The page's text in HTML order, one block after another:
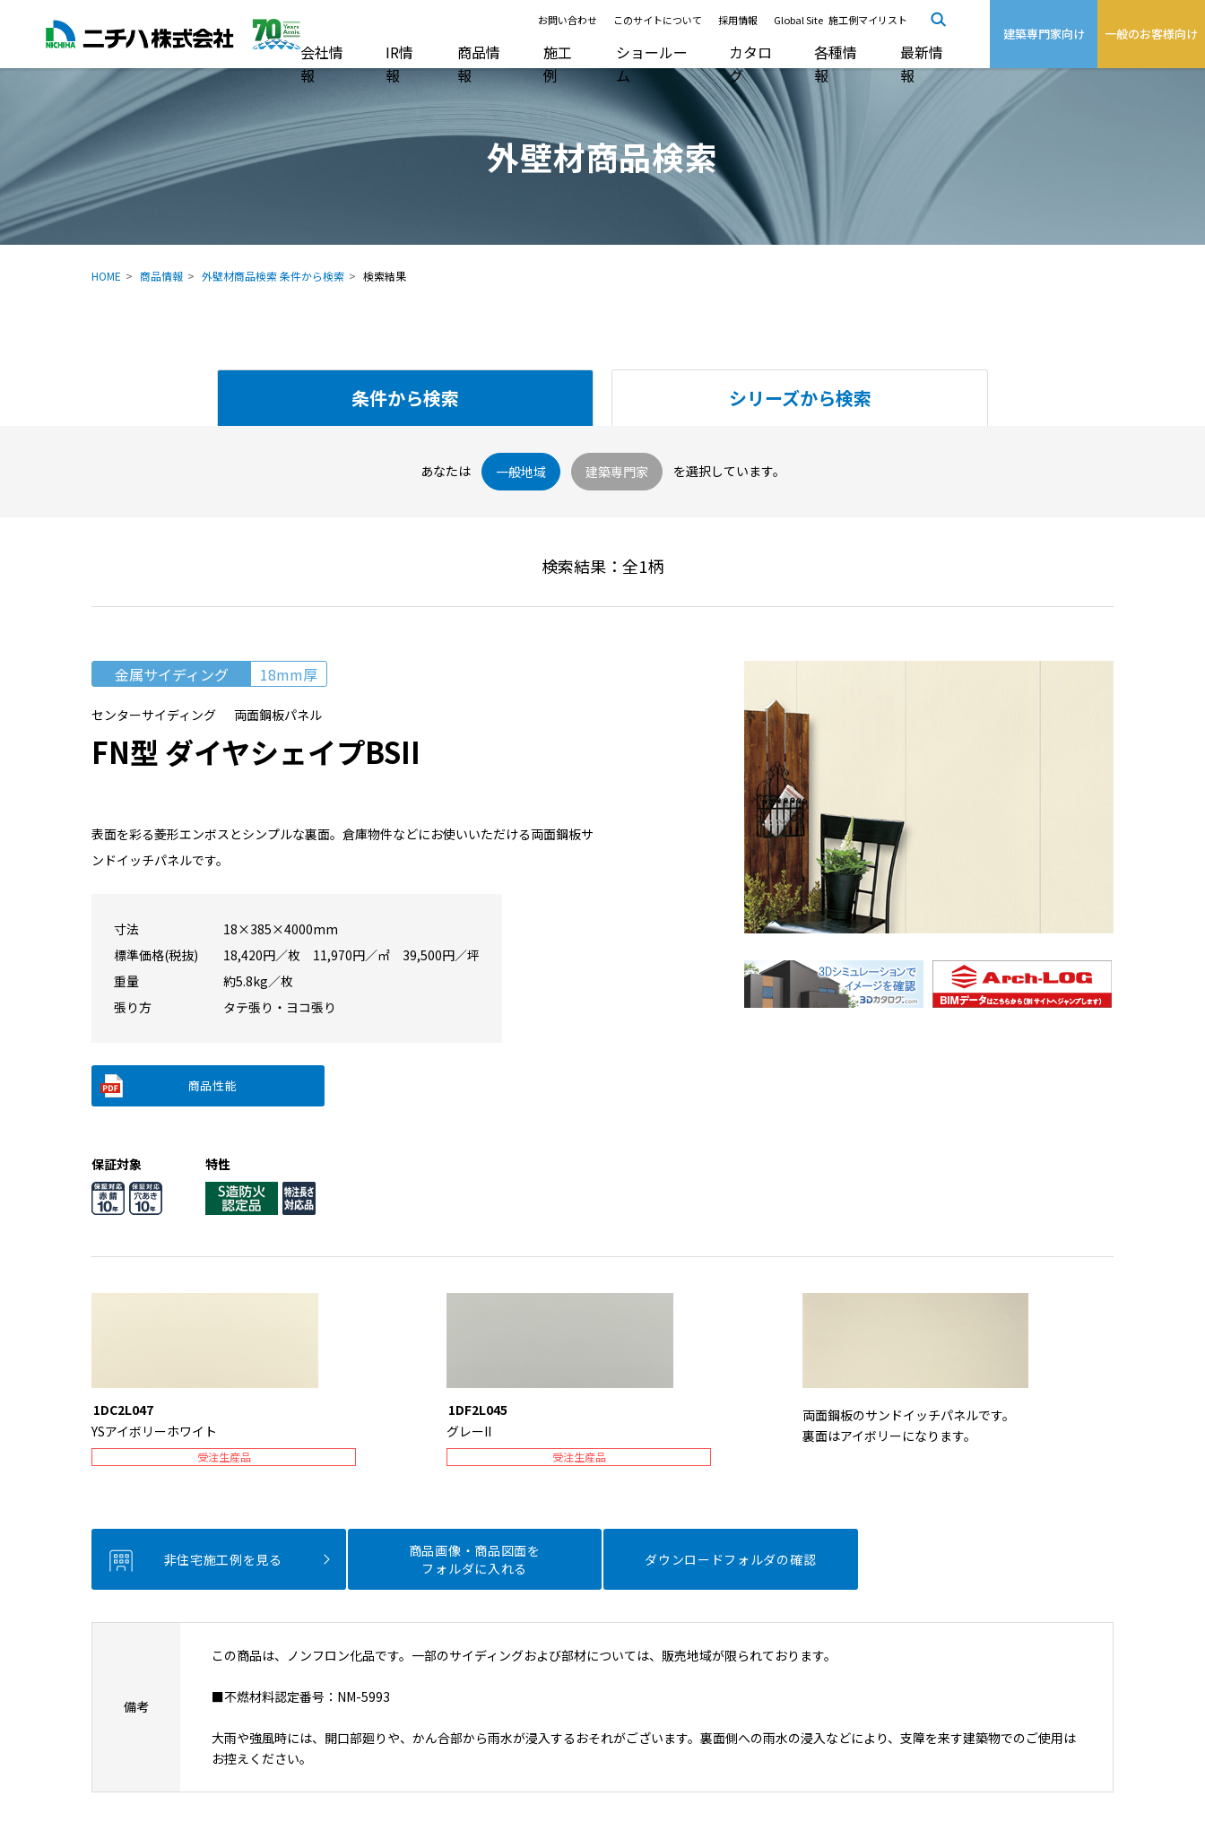
お問い合わせ このサイトについて 採用情報 Global Site 施工例マイリスト
会社情
報
IR情
報
商品情
報
施工
例
ショールー
ム
カタロ
グ
各種情
報
最新情
報
建築専門家向け 一般のお客様向け
外壁材商品検索
HOME 商品情報 外壁材商品検索 条件から検索 検索結果
条件から検索 シリーズから検索
あなたは 一般地域 建築専門家 を選択しています。
検索結果：全1柄
金属サイディング 18mm厚
センターサイディング 両面鋼板パネル
FN型 ダイヤシェイプBSII
表面を彩る菱形エンボスとシンプルな裏面。倉庫物件などにお使いいただける両面鋼板サ
ンドイッチパネルです。
寸法
18×385×4000mm
標準価格(税抜)
18,420円／枚 11,970円／㎡ 39,500円／坪
重量
約5.8kg／枚
張り方
タテ張り・ヨコ張り
商品性能
保証対象 特性
1DC2L047
YSアイボリーホワイト
受注生産品
1DF2L045
グレーII
受注生産品
両面鋼板のサンドイッチパネルです。
裏面はアイボリーになります。
非住宅施工例を見る
商品画像・商品図面を
フォルダに入れる
ダウンロードフォルダの確認
備考
この商品は、ノンフロン化品です。一部のサイディングおよび部材については、販売地域が限られております。
■不燃材料認定番号：NM-5993
大雨や強風時には、開口部廻りや、かん合部から雨水が浸入するおそれがございます。裏面側への雨水の浸入などにより、支障を来す建築物でのご使用は
お控えください。